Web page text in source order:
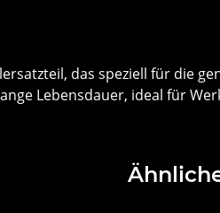
das speziell für die
Lebensdauer, ideal für